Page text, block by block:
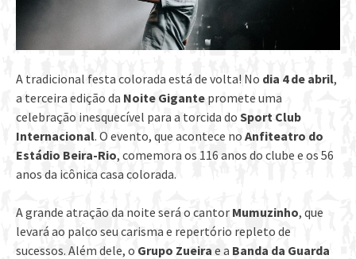
A tradicional festa colorada está de volta! No dia 4 de abril,
a terceira edição da Noite Gigante promete uma
celebração inesquecível para a torcida do Sport Club
Internacional. O evento, que acontece no Anfiteatro do
Estádio Beira-Rio, comemora os 116 anos do clube e os 56
anos da icônica casa colorada.
A grande atração da noite será o cantor Mumuzinho, que
levará ao palco seu carisma e repertório repleto de
sucessos. Além dele, o Grupo Zueira e a Banda da Guarda